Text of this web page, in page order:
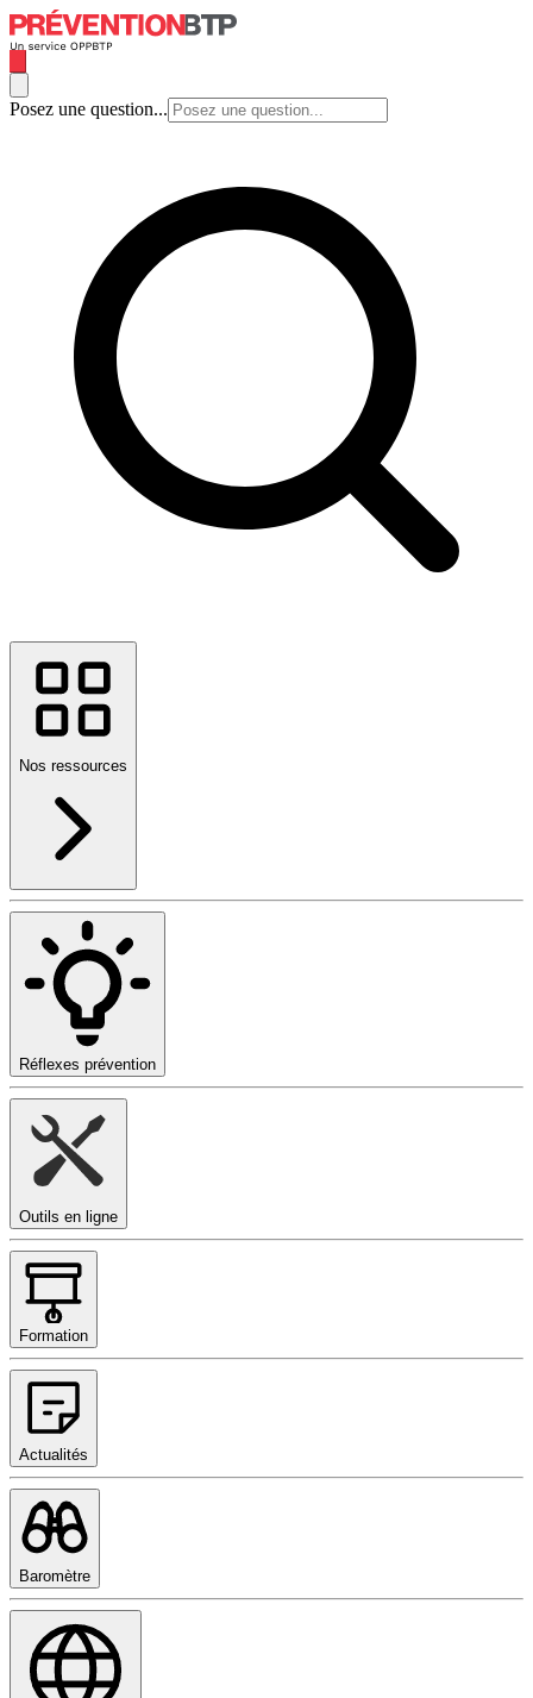
Posez une question...
Nos ressources
Réflexes prévention
Outils en ligne
Formation
Actualités
Baromètre